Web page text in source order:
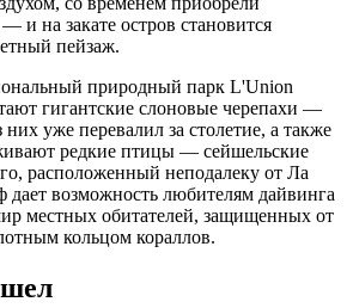
и на закате остров становится
пейзаж.
природный парк L'Union
гигантские слоновые черепахи —
них уже перевалил за столетие, а также
редкие птицы — сейшельские
расположенный неподалеку от Ла
дает возможность любителям дайвинга
местных обитателей, защищенных от
кольцом кораллов.